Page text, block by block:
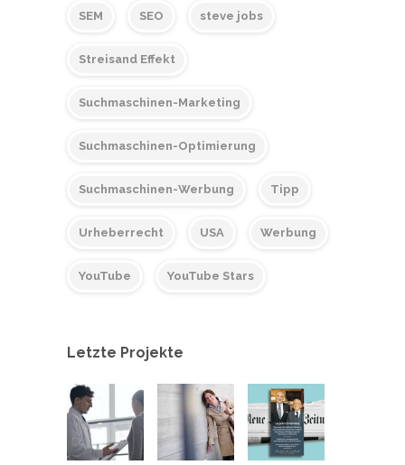
SEM SEO steve jobs
Streisand Effekt
Suchmaschinen-Marketing
Suchmaschinen-Optimierung
Suchmaschinen-Werbung Tipp
Urheberrecht USA Werbung
YouTube YouTube Stars
Letzte Projekte